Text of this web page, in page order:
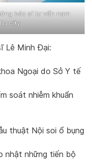
bác sĩ tư vấn nam
cậy
Lê Minh Đại:
Ngoại do Sở Y tế
soát nhiễm khuẩn
thuật Nội soi ổ bụng
nhật những tiến bộ